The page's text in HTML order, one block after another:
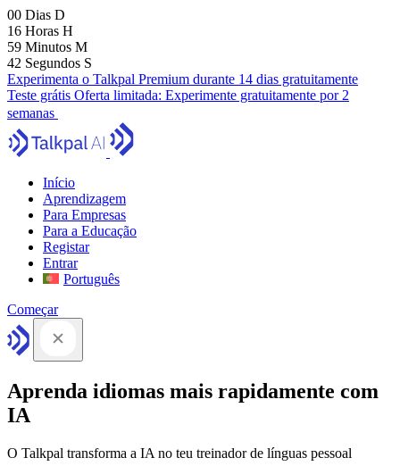
00 Dias D
16 Horas H
59 Minutos M
41 Segundos S
Experimenta o Talkpal Premium durante 14 dias gratuitamente
Teste grátis Oferta limitada: Experimente gratuitamente por 2
semanas
Início
Aprendizagem
Para Empresas
Para a Educação
Registar
Entrar
Português
Começar
Aprenda idiomas mais rapidamente com
IA
O Talkpal transforma a IA no teu treinador de línguas pessoal